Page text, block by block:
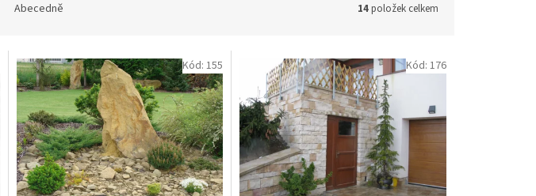
Abecedně 14položek celkem
Kód: 155 Kód: 176